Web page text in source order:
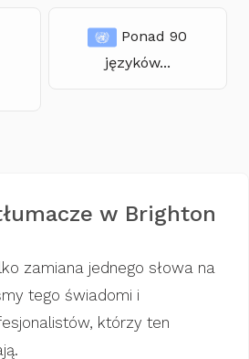
Ponad 90
języków...
w Brighton
zamiana jednego słowa na
tego świadomi i
którzy ten